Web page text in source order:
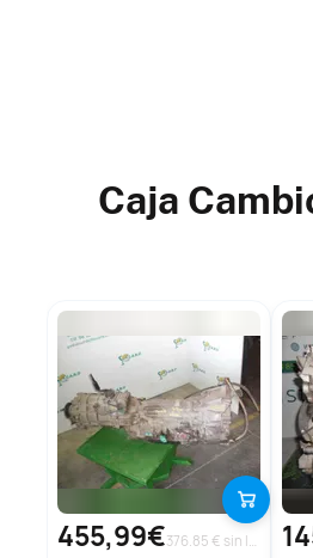
Caja
455,99€ 376.85 € sin IVA